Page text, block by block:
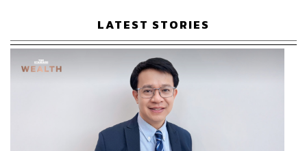
LATEST STORIES